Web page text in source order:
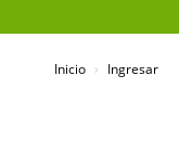
Inicio › Ingresar